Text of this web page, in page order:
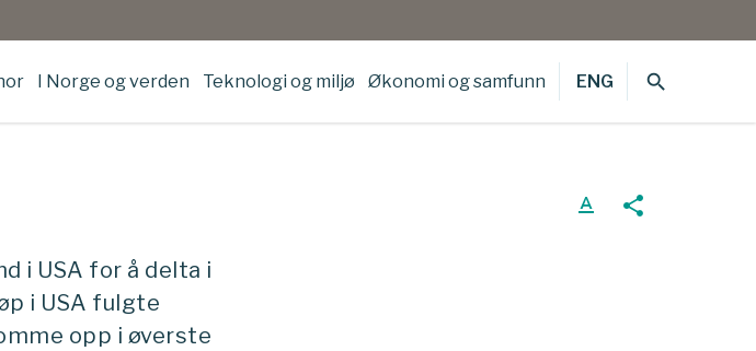
I Norge og verden Teknologi og miljø Økonomi og samfunn ENG search
text_format share
i USA for å delta i
i USA fulgte
opp i øverste